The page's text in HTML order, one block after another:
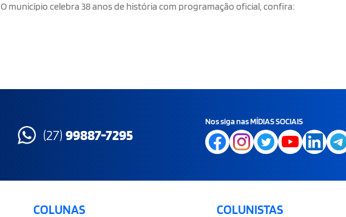
O município celebra 38 anos de história com programação oficial, confira:
(27) 99887-7295
Nos siga nas MÍDIAS SOCIAIS
COLUNAS COLUNISTAS